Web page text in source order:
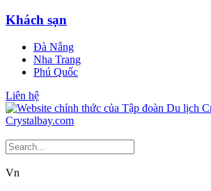
Khách sạn
Đà Nẵng
Nha Trang
Phú Quốc
Liên hệ
Vn